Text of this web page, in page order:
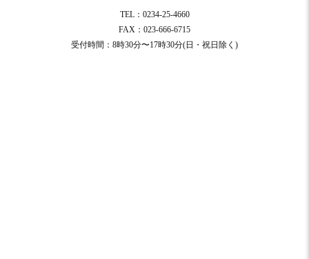
TEL：0234-25-4660
FAX：023-666-6715
受付時間：8時30分〜17時30分(日・祝日除く)